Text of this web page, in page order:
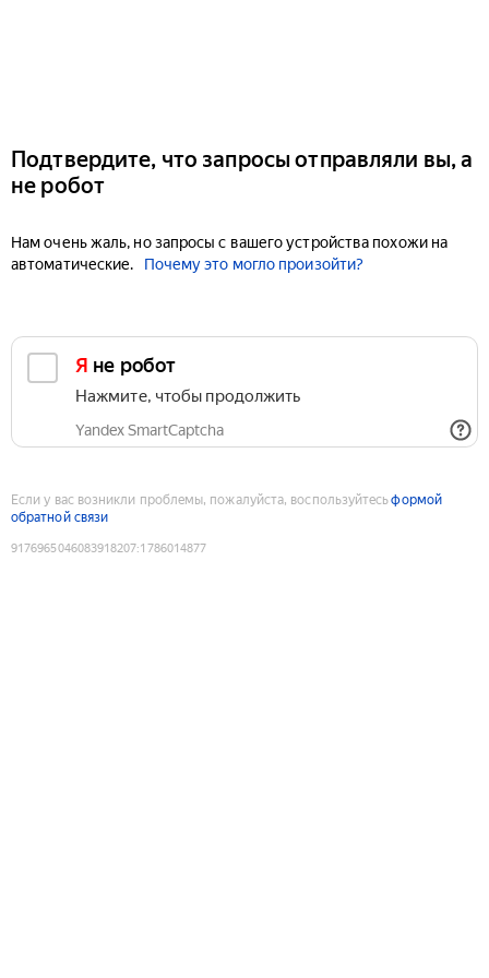
Подтвердите, что запросы отправляли вы, а
не робот
Нам очень жаль, но запросы с вашего устройства похожи на
автоматические.
Почему это могло произойти?
Я не робот
Нажмите, чтобы продолжить
Yandex SmartCaptcha
Если у вас возникли проблемы, пожалуйста, воспользуйтесьформой
обратной связи
9176965046083918207:1786014877